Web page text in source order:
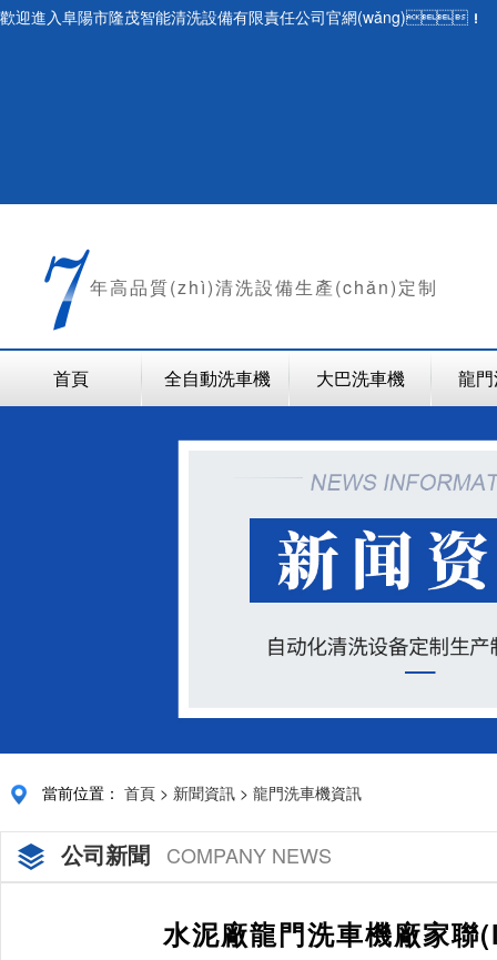
歡迎進入阜陽市隆茂智能清洗設備有限責任公司官網(wǎng)！
年高品質(zhì)清洗設備生產(chǎn)定制
首頁 全自動洗車機 大巴洗車機 龍
當前位置： 首頁 > 新聞資訊 > 龍門洗車機資訊
公司新聞 COMPANY NEWS
水泥廠龍門洗車機廠家